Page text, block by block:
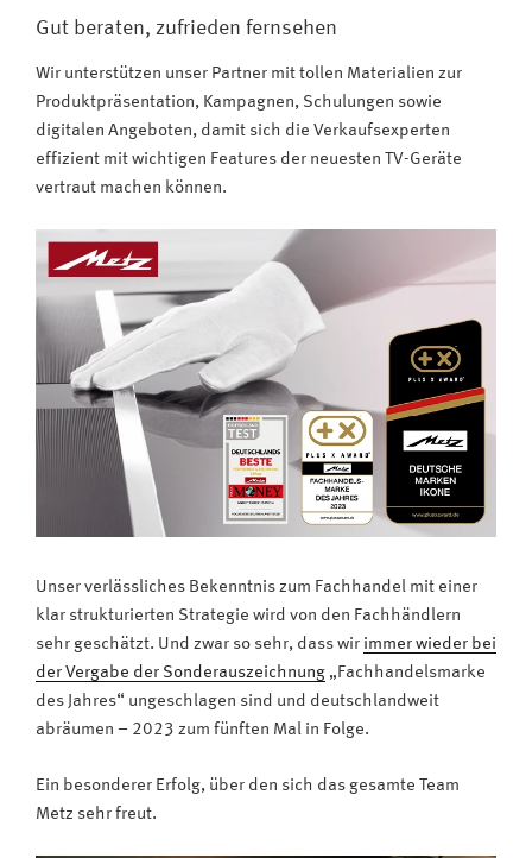
Gut beraten, zufrieden fernsehen
Wir unterstützen unser Partner mit tollen Materialien zur
Produktpräsentation, Kampagnen, Schulungen sowie
digitalen Angeboten, damit sich die Verkaufsexperten
effizient mit wichtigen Features der neuesten TV-Geräte
vertraut machen können.
Unser verlässliches Bekenntnis zum Fachhandel mit einer
klar strukturierten Strategie wird von den Fachhändlern
sehr geschätzt. Und zwar so sehr, dass wir immer wieder bei
der Vergabe der Sonderauszeichnung „Fachhandelsmarke
des Jahres“ ungeschlagen sind und deutschlandweit
abräumen – 2023 zum fünften Mal in Folge.
Ein besonderer Erfolg, über den sich das gesamte Team
Metz sehr freut.